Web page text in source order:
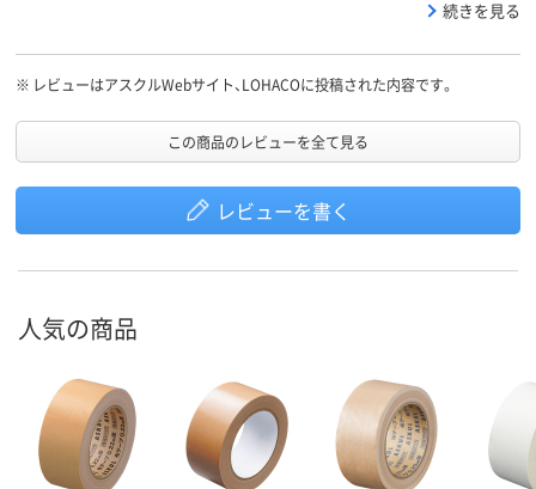
続きを見る
※ レビューはアスクルWebサイト、LOHACOに投稿された内容です。
この商品のレビューを全て見る
レビューを書く
人気の商品